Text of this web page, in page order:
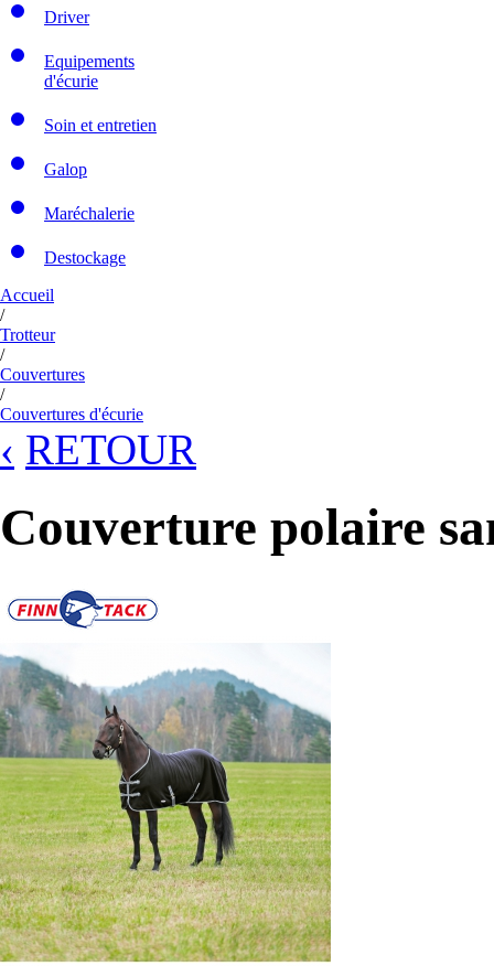
Driver
Equipements
d'écurie
Soin et entretien
Galop
Maréchalerie
Destockage
Accueil
/
Trotteur
/
Couvertures
/
Couvertures d'écurie
‹ RETOUR
Couverture polaire